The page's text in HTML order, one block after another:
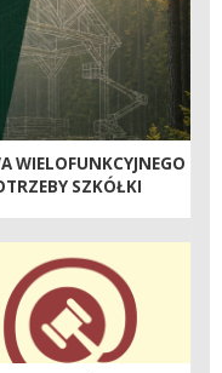
WIELOFUNKCYJNEGO
SZKÓŁKI